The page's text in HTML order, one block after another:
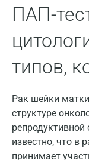
ПАП-
типов,
Рак шейки
структуре
известно, что в
принимает
Великий
Волгоград
Волжский
Вологда
Воронеж